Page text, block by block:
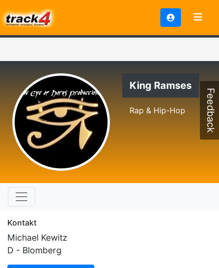
King Ramses
Rap & Hip-Hop
Kontakt
Michael Kewitz
D - Blomberg
Feedback